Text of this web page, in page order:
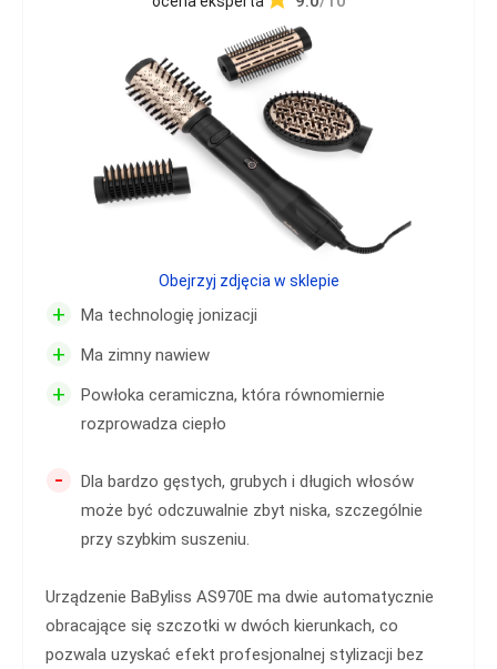
+ Ma technologię jonizacji
+ Ma zimny nawiew
+
Powłoka ceramiczna, która równomiernie
rozprowadza ciepło
-
Dla bardzo gęstych, grubych i długich włosów
może być odczuwalnie zbyt niska, szczególnie
przy szybkim suszeniu.
Urządzenie BaByliss AS970E ma dwie automatycznie
obracające się szczotki w dwóch kierunkach, co
pozwala uzyskać efekt profesjonalnej stylizacji bez
Obejrzyj zdjęcia w sklepie